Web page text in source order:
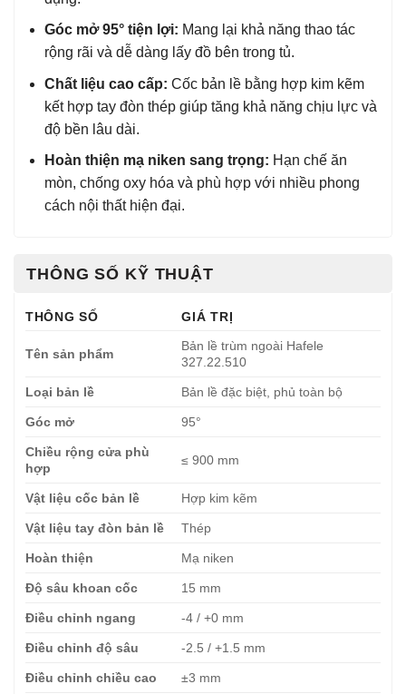
Góc mở 95° tiện lợi: Mang lại khả năng thao tác
rộng rãi và dễ dàng lấy đồ bên trong tủ.
Chất liệu cao cấp: Cốc bản lề bằng hợp kim kẽm
kết hợp tay đòn thép giúp tăng khả năng chịu lực và
độ bền lâu dài.
Hoàn thiện mạ niken sang trọng: Hạn chế ăn
mòn, chống oxy hóa và phù hợp với nhiều phong
cách nội thất hiện đại.
THÔNG SỐ KỸ THUẬT
THÔNG SỐ GIÁ TRỊ
Tên sản phẩm
Bản lề trùm ngoài Hafele
327.22.510
Loại bản lề Bản lề đặc biệt, phủ toàn bộ
Góc mở 95°
Chiều rộng cửa phù
hợp
≤ 900 mm
Vật liệu cốc bản lề Hợp kim kẽm
Vật liệu tay đòn bản lề Thép
Hoàn thiện Mạ niken
Độ sâu khoan cốc 15 mm
Điều chỉnh ngang -4 / +0 mm
Điều chỉnh độ sâu -2.5 / +1.5 mm
Điều chỉnh chiều cao ±3 mm